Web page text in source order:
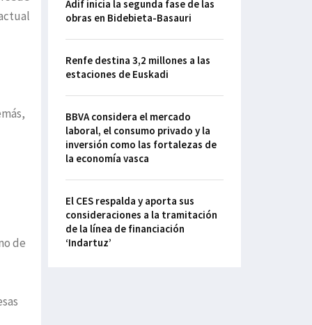
de
Adif inicia la segunda fase de las
obras en Bidebieta-Basauri
Renfe destina 3,2 millones a las
estaciones de Euskadi
BBVA considera el mercado
laboral, el consumo privado y la
inversión como las fortalezas de
la economía vasca
El CES respalda y aporta sus
consideraciones a la tramitación
de la línea de financiación
‘Indartuz’